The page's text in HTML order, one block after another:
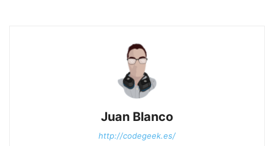
Juan Blanco
http://codegeek.es/